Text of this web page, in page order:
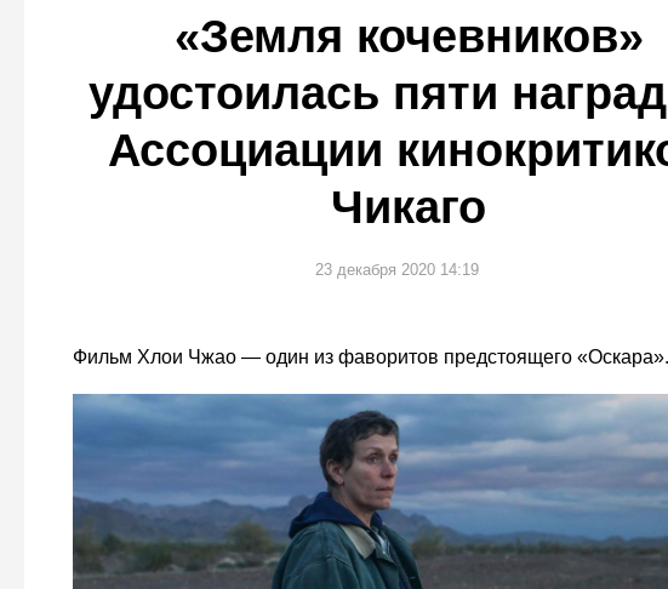
«Земля кочевников»
удостоилась пяти
Ассоциации
Чикаго
23 декабря 2020 14:19
Фильм Хлои Чжао — один из фаворитов предстоящего «Оскара».